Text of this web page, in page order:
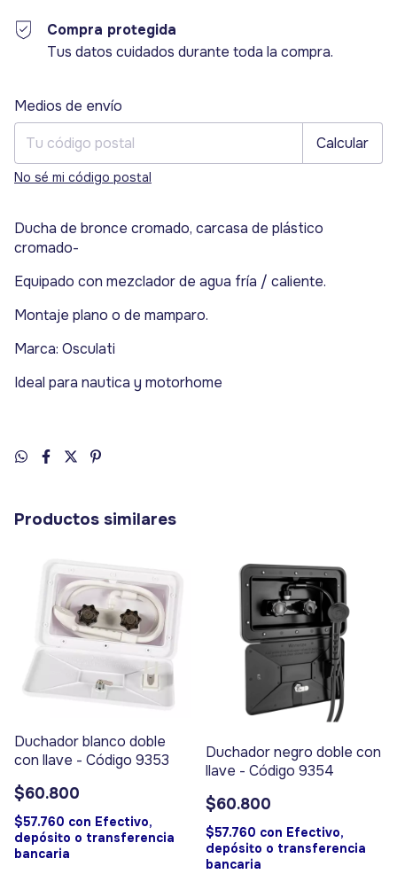
Compra protegida
Tus datos cuidados durante toda la compra.
Entregas para el CP:
Medios de envío
Calcular
No sé mi código postal
Ducha de bronce cromado, carcasa de plástico
cromado-
Equipado con mezclador de agua fría / caliente.
Montaje plano o de mamparo.
Marca: Osculati
Ideal para nautica y motorhome
Productos similares
Duchador blanco doble
con llave - Código 9353
$60.800
$57.760 con Efectivo,
depósito o transferencia
bancaria
Duchador negro doble con
llave - Código 9354
$60.800
$57.760 con Efectivo,
depósito o transferencia
bancaria